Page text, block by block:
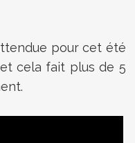
pour cet été
cela fait plus de 5